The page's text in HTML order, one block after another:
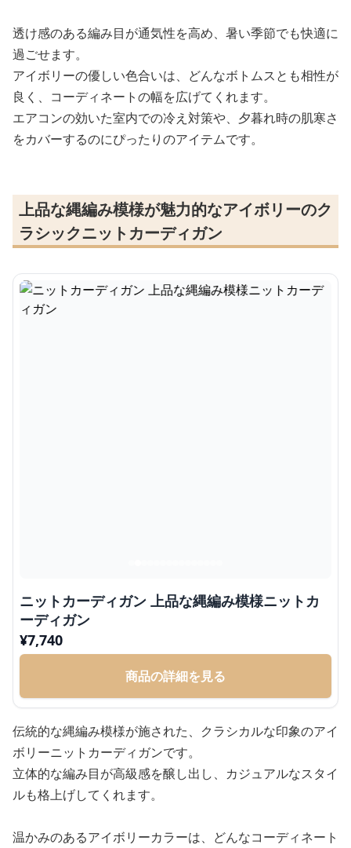
透け感のある編み目が通気性を高め、暑い季節でも快適に
過ごせます。
アイボリーの優しい色合いは、どんなボトムスとも相性が
良く、コーディネートの幅を広げてくれます。
エアコンの効いた室内での冷え対策や、夕暮れ時の肌寒さ
をカバーするのにぴったりのアイテムです。
上品な縄編み模様が魅力的なアイボリーのク
ラシックニットカーディガン
ニットカーディガン 上品な縄編み模様ニットカ
ーディガン
¥7,740
商品の詳細を見る
伝統的な縄編み模様が施された、クラシカルな印象のアイ
ボリーニットカーディガンです。
立体的な編み目が高級感を醸し出し、カジュアルなスタイ
ルも格上げしてくれます。
温かみのあるアイボリーカラーは、どんなコーディネート